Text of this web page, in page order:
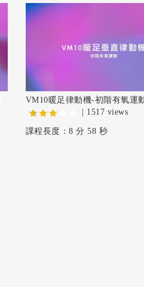
VM10暖足律動機-初階有氧運
| 1517 views
課程長度：8 分 58 秒